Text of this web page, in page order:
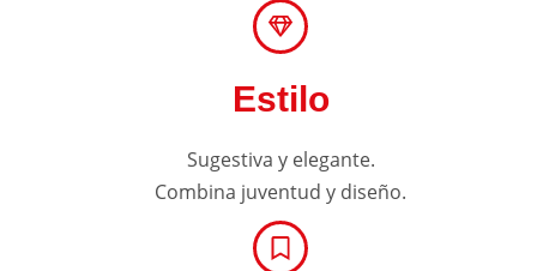
Estilo
Sugestiva y elegante.
Combina juventud y diseño.